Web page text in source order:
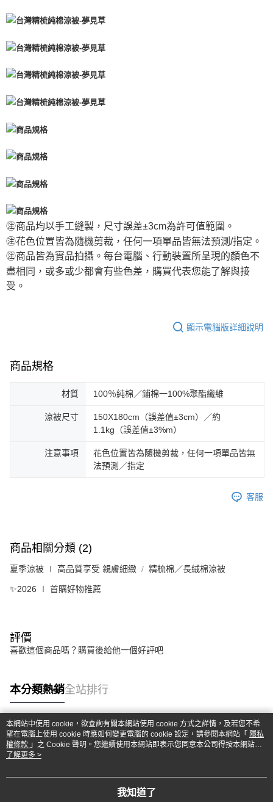
免運費
㊟商品均以手工縫製，尺寸誤差±3cm為許可值範圍。
㊟花色位置皆為隨機剪裁，任何一項單品皆無法預測/指定。
㊟商品皆為實品拍攝。每台電腦、行動裝置所呈現的顏色不
盡相同，或多或少都會有些色差，購買代表您能了解與接
受。
顯示電腦版詳細說明
商品規格
材質 100％純棉／鋪棉一100%聚酯纖維
涼被尺寸
150X180cm（誤差值±3cm）／約
1.1kg（誤差值±3%m）
注意事項
花色位置皆為隨機剪裁，任何一項單品皆無
法預測／指定
客服
商品相關分類 (2)
夏季涼被 ∣ 高品質享受 親膚細緻 精梳棉／長絨棉涼被
✨2026 ∣ 首購好物推薦
評價
喜歡這個商品嗎？購買後給他一個好評吧
本分類熱銷全站排行
熱門標籤
本網站中使用 cookie，欲查詢有關本網站使用 cookie 方式之詳情，及若您不希
望在電腦上使用 cookie 時應如何變更電腦的 cookie 設定，請參閱本網站「 隱私
權條款 」之 Cookie 聲明。您繼續使用本網站即表示您同意本公司得按本網站使
用條款之 Cookie 聲明使用 cookie。
了解更多 >
我知道了